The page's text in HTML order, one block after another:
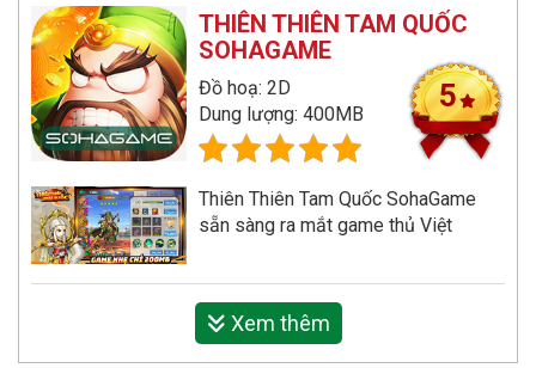
THIÊN THIÊN TAM QUỐC
SOHAGAME
Đồ hoạ: 2D
Dung lượng: 400MB
5
Thiên Thiên Tam Quốc SohaGame
sẵn sàng ra mắt game thủ Việt
Xem thêm